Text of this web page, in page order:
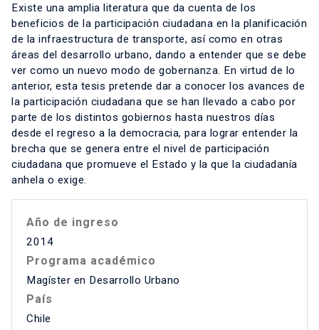
Existe una amplia literatura que da cuenta de los
beneficios de la participación ciudadana en la planificación
de la infraestructura de transporte, así como en otras
áreas del desarrollo urbano, dando a entender que se debe
ver como un nuevo modo de gobernanza. En virtud de lo
anterior, esta tesis pretende dar a conocer los avances de
la participación ciudadana que se han llevado a cabo por
parte de los distintos gobiernos hasta nuestros días
desde el regreso a la democracia, para lograr entender la
brecha que se genera entre el nivel de participación
ciudadana que promueve el Estado y la que la ciudadanía
anhela o exige.
Año de ingreso
2014
Programa académico
Magíster en Desarrollo Urbano
País
Chile